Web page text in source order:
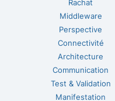
Rachat
Middleware
Perspective
Connectivité
Architecture
Communication
Test & Validation
Manifestation